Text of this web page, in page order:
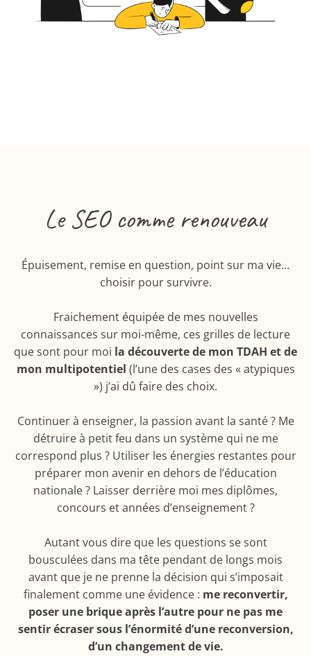
Le SEO comme renouveau
Épuisement, remise en question, point sur ma vie…
choisir pour survivre.
Fraichement équipée de mes nouvelles
connaissances sur moi-même, ces grilles de lecture
que sont pour moi la découverte de mon TDAH et de
mon multipotentiel (l’une des cases des « atypiques
») j’ai dû faire des choix.
Continuer à enseigner, la passion avant la santé ? Me
détruire à petit feu dans un système qui ne me
correspond plus ? Utiliser les énergies restantes pour
préparer mon avenir en dehors de l’éducation
nationale ? Laisser derrière moi mes diplômes,
concours et années d’enseignement ?
Autant vous dire que les questions se sont
bousculées dans ma tête pendant de longs mois
avant que je ne prenne la décision qui s’imposait
finalement comme une évidence : me reconvertir,
poser une brique après l’autre pour ne pas me
sentir écraser sous l’énormité d’une reconversion,
d’un changement de vie.